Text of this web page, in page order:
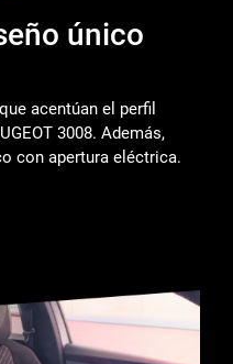
único
acentúan el perfil
3008. Además,
con apertura eléctrica.